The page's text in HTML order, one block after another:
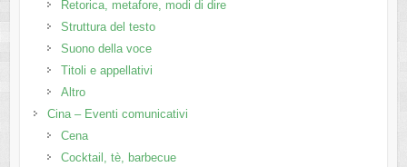
Retorica, metafore, modi di dire
Struttura del testo
Suono della voce
Titoli e appellativi
Altro
Cina – Eventi comunicativi
Cena
Cocktail, tè, barbecue